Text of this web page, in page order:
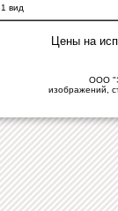
1 вид
Цены на
ООО
изображений,